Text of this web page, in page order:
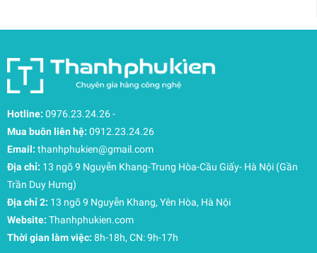
Hotline: 0976.23.24.26-
Mua buôn liên hệ: 0912.23.24.26
Email: thanhphukien@gmail.com
Địa chỉ: 13 ngõ 9 Nguyễn Khang-Trung Hòa-Cầu Giấy- Hà Nội (Gần
Trần Duy Hưng)
Địa chỉ 2: 13 ngõ 9 Nguyễn Khang, Yên Hòa, Hà Nội
Website: Thanhphukien.com
Thời gian làm việc: 8h-18h, CN: 9h-17h